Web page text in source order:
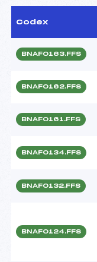
Codex
BNAF0163.FFS
BNAF0162.FFS
BNAF0161.FFS
BNAF0134.FFS
BNAF0132.FFS
BNAF0124.FFS